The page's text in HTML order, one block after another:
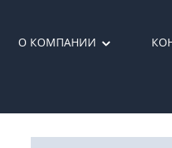
О КОМПАНИИ